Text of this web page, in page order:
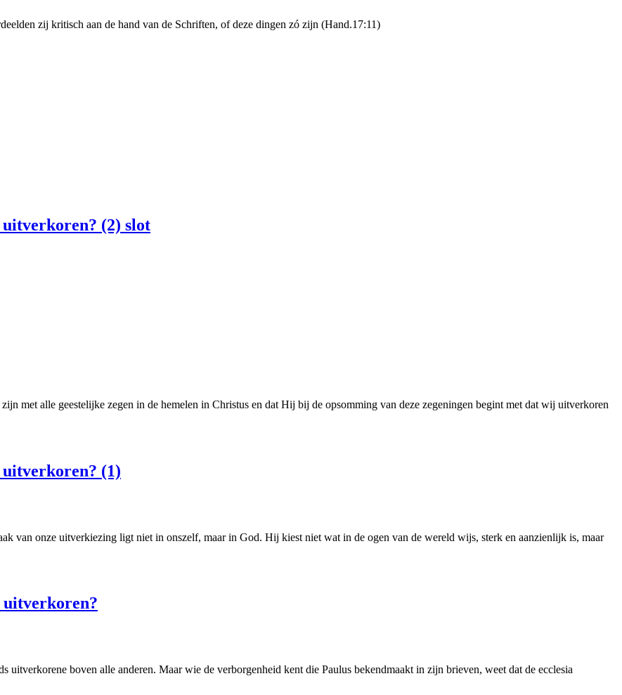
zij kritisch aan de hand van de Schriften, of deze dingen zó zijn (Hand.17:11)
(2) slot
met alle geestelijke zegen in de hemelen in Christus en dat Hij bij de opsomming van deze zegeningen begint met dat wij uitverkoren
(1)
van onze uitverkiezing ligt niet in onszelf, maar in God. Hij kiest niet wat in de ogen van de wereld wijs, sterk en aanzienlijk is, maar
uitverkoren?
boven alle anderen. Maar wie de verborgenheid kent die Paulus bekendmaakt in zijn brieven, weet dat de ecclesia